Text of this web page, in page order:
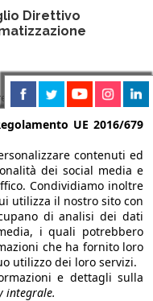
Direttivo
2026-2029:
climatizzazione,
edifici
UE 2016/679
contenuti ed
dei social media e
Condividiamo inoltre
utilizza il nostro sito con
di analisi dei dati
i quali potrebbero
che ha fornito loro
utilizzo dei loro servizi.
e dettagli sulla
integrale.